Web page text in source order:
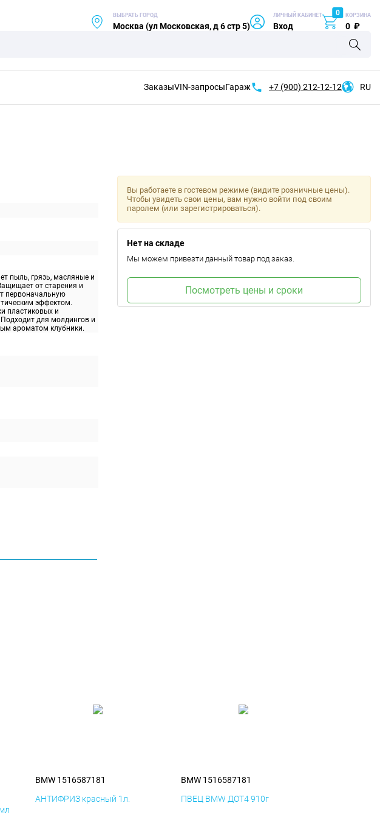
ВЫБРАТЬ ГОРОД
Москва (ул Московская, д 6 стр 5)
ЛИЧНЫЙ КАБИНЕТ
Вход
0 КОРЗИНА
0 ₽
ЗаказыVIN-запросыГараж +7 (900) 212-12-12 RU
пыль, грязь, масляные и
от старения и
первоначальную
эффектом.
пластиковых и
для молдингов и
ароматом клубники.
Вы работаете в гостевом режиме (видите розничные цены).
Чтобы увидеть свои цены, вам нужно войти под своим
паролем (или зарегистрироваться).
Нет на складе
Мы можем привезти данный товар под заказ.
Посмотреть цены и сроки
BMW 1516587181
АНТИФРИЗ красный 1л.
BMW 1516587181
ПВЕЦ BMW ДОТ4 910г